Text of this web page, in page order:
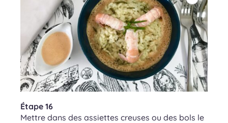
Étape 16
Mettre dans des assiettes creuses ou des bols le